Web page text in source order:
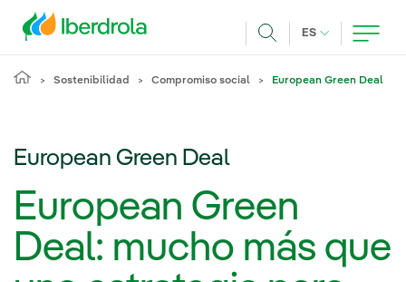
ES IDIOMA
Sostenibilidad Compromiso social European Green Deal
European Green Deal
European Green
Deal: mucho más que